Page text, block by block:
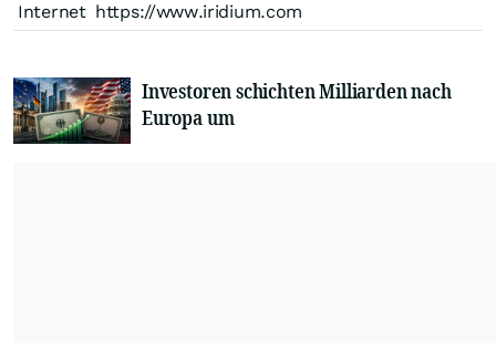
Internet https://www.iridium.com
Investoren schichten Milliarden nach
Europa um